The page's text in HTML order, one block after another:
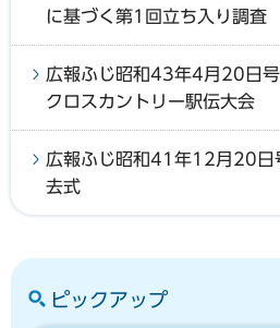
に基づく第1回立ち入り調査
広報ふじ昭和43年4月20日
クロスカントリー駅伝大会
広報ふじ昭和41年12月20
去式
ピックアップ